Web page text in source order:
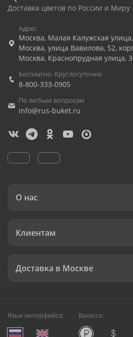
Доставка цветов по России и Миру
Адрес
Москва, Малая Калужская
Москва, улица Вавилова, 52,
Москва, Краснопрудная улица,
Бесплатно. Круглосуточно
8-800-333-0905
По любым вопросам
info@rus-buket.ru
О нас
Клиентам
Доставка в Москве
Язык интерфейса: Валюта: